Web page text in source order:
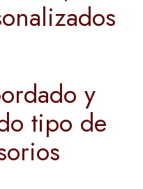
y
tipo de